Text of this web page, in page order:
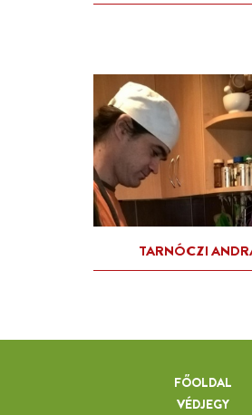
FŐOLDAL
VÉDJEGY